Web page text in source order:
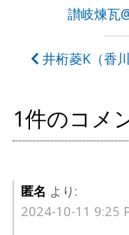
ナ
ゲ
ー
シ
ョ
ン
讃岐煉瓦
井桁菱K（香
1件のコメ
匿名 より:
2024-10-11 9:25